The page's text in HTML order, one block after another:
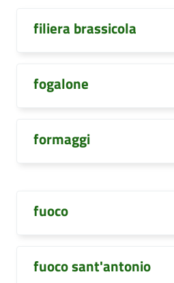
filiera brassicola
fogalone
formaggi
fuoco
fuoco sant'antonio